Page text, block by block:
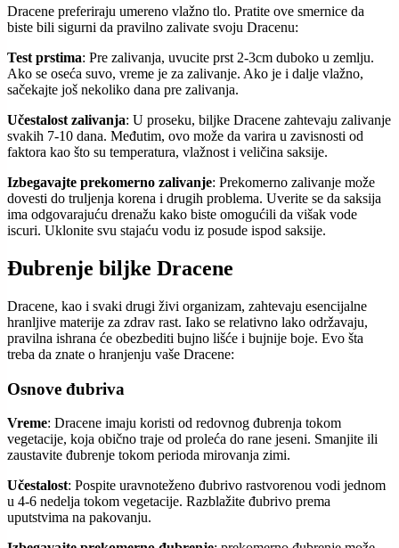
Dracene preferiraju umereno vlažno tlo. Pratite ove smernice da
biste bili sigurni da pravilno zalivate svoju Dracenu:
Test prstima: Pre zalivanja, uvucite prst 2-3cm duboko u zemlju.
Ako se oseća suvo, vreme je za zalivanje. Ako je i dalje vlažno,
sačekajte još nekoliko dana pre zalivanja.
Učestalost zalivanja: U proseku, biljke Dracene zahtevaju zalivanje
svakih 7-10 dana. Međutim, ovo može da varira u zavisnosti od
faktora kao što su temperatura, vlažnost i veličina saksije.
Izbegavajte prekomerno zalivanje: Prekomerno zalivanje može
dovesti do truljenja korena i drugih problema. Uverite se da saksija
ima odgovarajuću drenažu kako biste omogućili da višak vode
iscuri. Uklonite svu stajaću vodu iz posude ispod saksije.
Đubrenje biljke Dracene
Dracene, kao i svaki drugi živi organizam, zahtevaju esencijalne
hranljive materije za zdrav rast. Iako se relativno lako održavaju,
pravilna ishrana će obezbediti bujno lišće i bujnije boje. Evo šta
treba da znate o hranjenju vaše Dracene:
Osnove đubriva
Vreme: Dracene imaju koristi od redovnog đubrenja tokom
vegetacije, koja obično traje od proleća do rane jeseni. Smanjite ili
zaustavite đubrenje tokom perioda mirovanja zimi.
Učestalost: Pospite uravnoteženo đubrivo rastvorenou vodi jednom
u 4-6 nedelja tokom vegetacije. Razblažite đubrivo prema
uputstvima na pakovanju.